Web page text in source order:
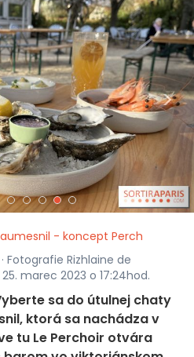
>
- koncept Perch
· Fotografie Rizhlaine de
marec 2023 o 17:24hod.
sa do útulnej chaty
ktorá sa nachádza v
tu Le Perchoir otvára